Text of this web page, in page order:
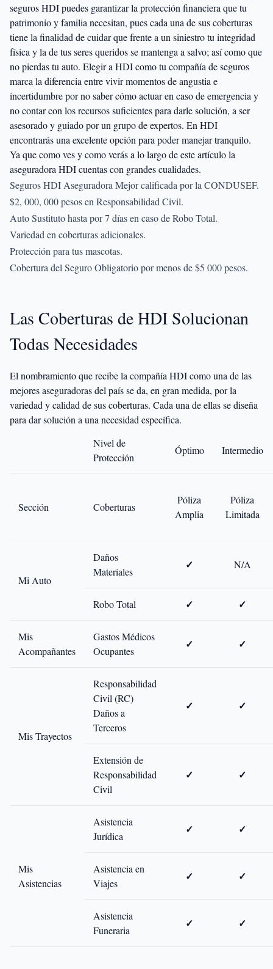
seguros HDI puedes garantizar la protección financiera que tu
patrimonio y familia necesitan, pues cada una de sus coberturas
tiene la finalidad de cuidar que frente a un siniestro tu integridad
física y la de tus seres queridos se mantenga a salvo; así como que
no pierdas tu auto. Elegir a HDI como tu compañía de seguros
marca la diferencia entre vivir momentos de angustia e
incertidumbre por no saber cómo actuar en caso de emergencia y
no contar con los recursos suficientes para darle solución, a ser
asesorado y guiado por un grupo de expertos. En HDI
encontrarás una excelente opción para poder manejar tranquilo.
Ya que como ves y como verás a lo largo de este artículo la
aseguradora HDI cuentas con grandes cualidades.
Seguros HDI Aseguradora Mejor calificada por la CONDUSEF.
$2, 000, 000 pesos en Responsabilidad Civil.
Auto Sustituto hasta por 7 días en caso de Robo Total.
Variedad en coberturas adicionales.
Protección para tus mascotas.
Cobertura del Seguro Obligatorio por menos de $5 000 pesos.
Las Coberturas de HDI Solucionan
Todas Necesidades
El nombramiento que recibe la compañía HDI como una de las
mejores aseguradoras del país se da, en gran medida, por la
variedad y calidad de sus coberturas. Cada una de ellas se diseña
para dar solución a una necesidad específica.
Nivel de
Protección
Óptimo Intermedio
Sección Coberturas
Póliza
Amplia
Póliza
Limitada
Mi Auto
Daños
Materiales
✓ N/A
Robo Total ✓ ✓
Mis
Acompañantes
Gastos Médicos
Ocupantes
✓ ✓
Mis Trayectos
Responsabilidad
Civil (RC)
Daños a
Terceros
✓ ✓
Extensión de
Responsabilidad
Civil
✓ ✓
Mis
Asistencias
Asistencia
Jurídica
✓ ✓
Asistencia en
Viajes
✓ ✓
Asistencia
Funeraria
✓ ✓